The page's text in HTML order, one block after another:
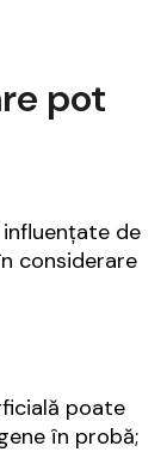
pot
de
considerare
poate
în probă;